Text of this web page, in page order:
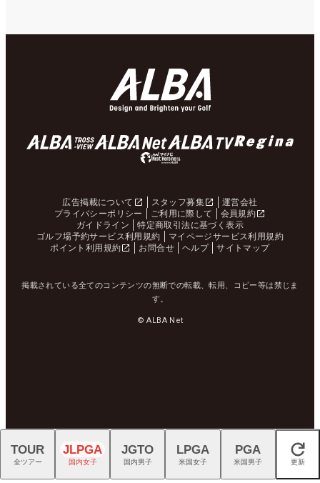
広告掲載について スタッフ募集
運営会社
プライバシーポリシー
ご利用に際して
会員規約
ガイドライン
特定商取引法に基づく表示
ゴルフ場予約サービス利用規約
マイページサービス利用規約
ポイント利用規約
お問合せ ヘルプ サイトマップ
掲載されている全てのコンテンツの無断での転載、転用、コピー等は禁じま
す。
© ALBA Net
閉じる
TOUR
全ツアー
JLPGA
国内女子
JGTO
国内男子
LPGA
米国女子
PGA
米国男子 更新